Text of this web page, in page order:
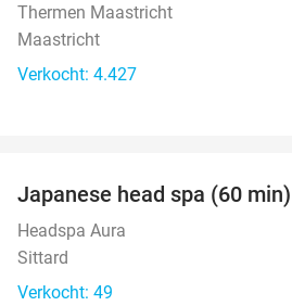
Thermen Maastricht
Maastricht
Verkocht: 4.427
Japanese head spa (60 min)
Headspa Aura
Sittard
Verkocht: 49